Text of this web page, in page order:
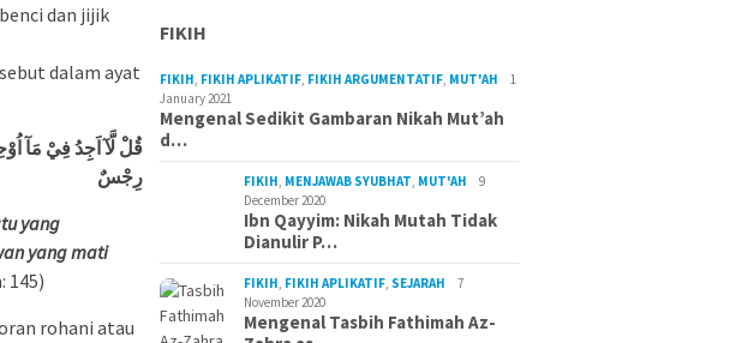
dan jijik
dalam ayat
قُلْ لَّآ اَجِدُ فِيْ مَآ
رِجْسٌ
yang
yang mati
145)
rohani atau
FIKIH
FIKIH, FIKIH APLIKATIF, FIKIH ARGUMENTATIF, MUT'AH
1
January 2021
Mengenal Sedikit Gambaran Nikah Mut’ah
d…
FIKIH, MENJAWAB SYUBHAT, MUT'AH
9
December 2020
Ibn Qayyim: Nikah Mutah Tidak
Dianulir P…
FIKIH, FIKIH APLIKATIF, SEJARAH
7
November 2020
Mengenal Tasbih Fathimah Az-